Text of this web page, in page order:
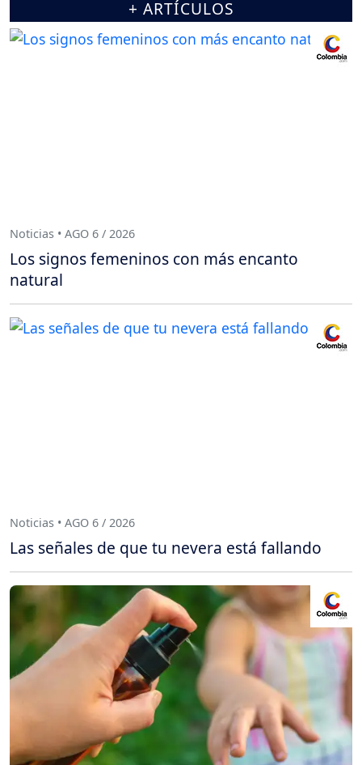
+ ARTÍCULOS
Noticias • AGO 6 / 2026
Los signos femeninos con más encanto
natural
Noticias • AGO 6 / 2026
Las señales de que tu nevera está fallando